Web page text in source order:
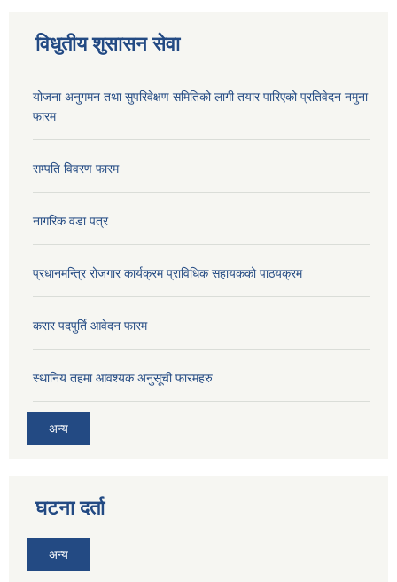
विधुतीय शुसासन सेवा
योजना अनुगमन तथा सुपरिवेक्षण समितिको लागी तयार पारिएको प्रतिवेदन नमुना
फारम
सम्पति विवरण फारम
नागरिक वडा पत्र
प्रधानमन्त्रि रोजगार कार्यक्रम प्राविधिक सहायकको पाठयक्रम
करार पदपुर्ति आवेदन फारम
स्थानिय तहमा आवश्यक अनुसूची फारमहरु
अन्य
घटना दर्ता
अन्य